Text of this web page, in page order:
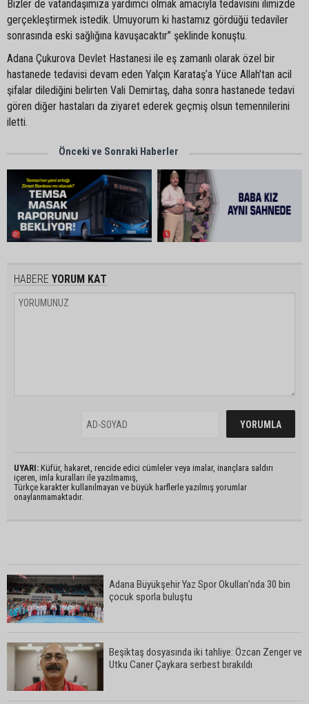
Bizler de vatandaşımıza yardımcı olmak amacıyla tedavisini ilimizde
gerçekleştirmek istedik. Umuyorum ki hastamız gördüğü tedaviler
sonrasında eski sağlığına kavuşacaktır” şeklinde konuştu.
Adana Çukurova Devlet Hastanesi ile eş zamanlı olarak özel bir
hastanede tedavisi devam eden Yalçın Karataş’a Yüce Allah’tan acil
şifalar dilediğini belirten Vali Demirtaş, daha sonra hastanede tedavi
gören diğer hastaları da ziyaret ederek geçmiş olsun temennilerini
iletti.
Önceki ve Sonraki Haberler
HABERE YORUM KAT
UYARI: Küfür, hakaret, rencide edici cümleler veya imalar, inançlara saldırı
içeren, imla kuralları ile yazılmamış,
Türkçe karakter kullanılmayan ve büyük harflerle yazılmış yorumlar
onaylanmamaktadır.
Adana Büyükşehir Yaz Spor Okulları’nda 30 bin
çocuk sporla buluştu
Beşiktaş dosyasında iki tahliye: Özcan Zenger ve
Utku Caner Çaykara serbest bırakıldı